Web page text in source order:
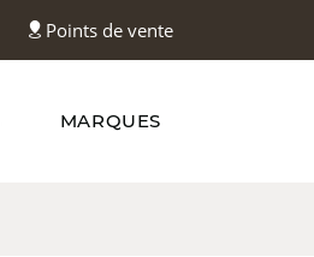
Points de vente
MARQUES